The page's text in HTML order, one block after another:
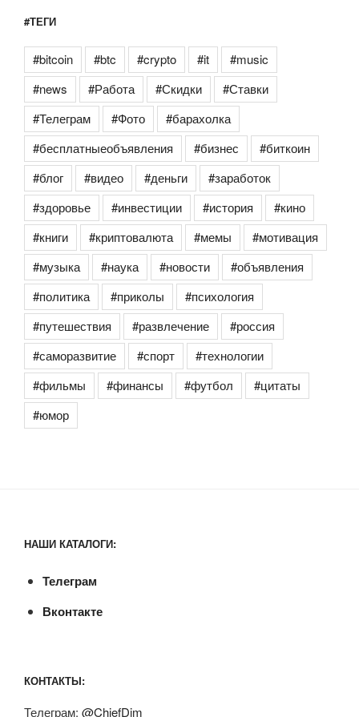
#ТЕГИ
#bitcoin #btc #crypto #it
#music
#news
#Работа #Скидки
#Ставки
#Телеграм
#Фото
#барахолка
#бесплатныеобъявления
#бизнес
#биткоин
#блог
#видео #деньги
#заработок
#здоровье
#инвестиции #история
#кино
#книги
#криптовалюта #мемы
#мотивация
#музыка
#наука #новости
#объявления
#политика
#приколы
#психология
#путешествия
#развлечение
#россия
#саморазвитие
#спорт
#технологии
#фильмы
#финансы #футбол
#цитаты
#юмор
НАШИ КАТАЛОГИ:
Телеграм
Вконтакте
КОНТАКТЫ:
Телеграм: @ChiefDim